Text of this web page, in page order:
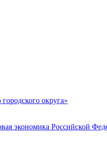
округа»
экономика Российской